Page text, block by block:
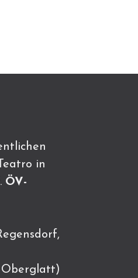
in
ÖV-
Oberglatt)